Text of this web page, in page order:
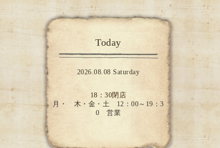
Today
2026.08.08 Saturday
18：30閉店
月・ 木・金・土 12：00～19：3
0 営業